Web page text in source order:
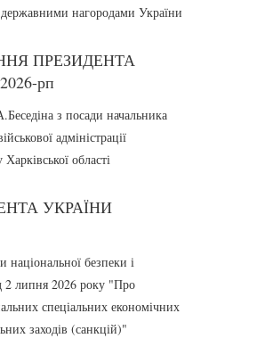
нагородами України
ПРЕЗИДЕНТА
рп
з посади начальника
адміністрації
області
УКРАЇНИ
безпеки і
2 липня 2026 року "Про
спеціальних економічних
заходів (санкцій)"